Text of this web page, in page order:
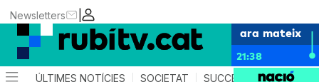
|
Newsletters
ara mateix
21:38
ÚLTIMES NOTÍCIES SOCIETAT SUCCESSOS